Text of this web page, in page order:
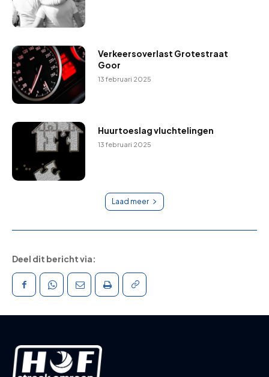
Verkeersoverlast Grotestraat
Goor
13 februari 2025
Huurtoeslag vluchtelingen
13 februari 2025
Laad meer
Deel dit bericht via: